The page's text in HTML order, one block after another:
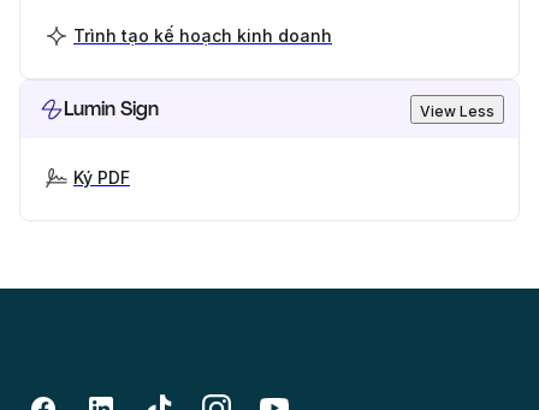
Trình tạo kế hoạch kinh doanh
Lumin Sign View Less
Ký PDF